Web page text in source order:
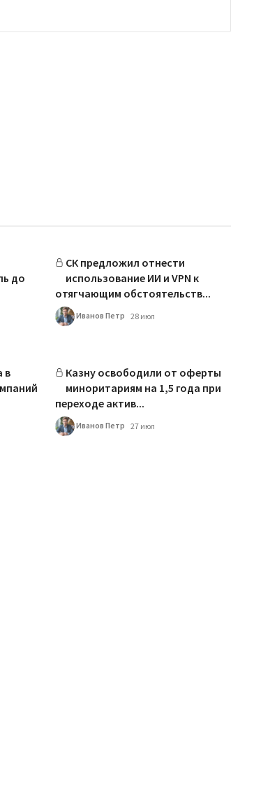
до
СК предложил отнести
использование ИИ и VPN к
отягчающим обстоятельств...
Иванов Петр 28 июл
в
Казну освободили от оферты
миноритариям на 1,5 года при
переходе актив...
Иванов Петр 27 июл